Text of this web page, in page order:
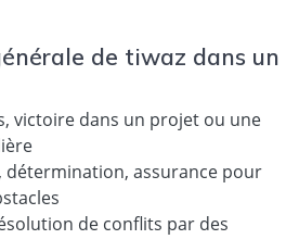
de tiwaz dans un
victoire dans un projet ou une
détermination, assurance pour
de conflits par des